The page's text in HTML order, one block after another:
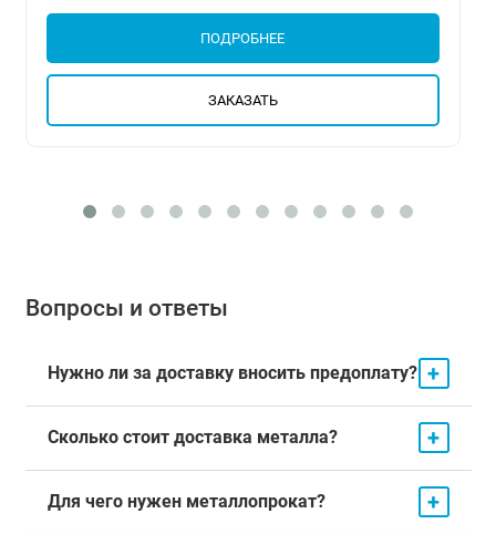
ПОДРОБНЕЕ
ЗАКАЗАТЬ
Вопросы и ответы
Нужно ли за доставку вносить предоплату? +
Сколько стоит доставка металла? +
Для чего нужен металлопрокат? +